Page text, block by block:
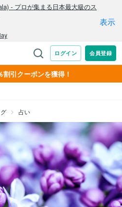
引クーポンを獲得！
占い